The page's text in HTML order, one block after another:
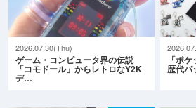
2026.07.30(Thu)
ゲーム・コンピュータ界の伝説
「コモドール」からレトロなY2K
デ…
「ポ
歴代パ